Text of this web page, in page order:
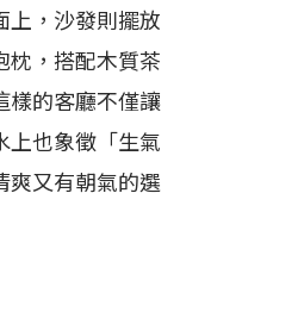
上，沙發則擺放
枕，搭配木質茶
樣的客廳不僅讓
上也象徵「生氣
爽又有朝氣的選